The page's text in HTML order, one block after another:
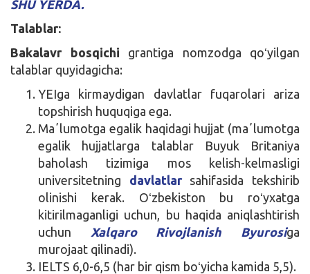
SHU YERDA.
Talablar:
Bakalavr bosqichi grantiga nomzodga qoʻyilgan
talablar quyidagicha:
YEIga kirmaydigan davlatlar fuqarolari ariza
topshirish huquqiga ega.
Maʼlumotga egalik haqidagi hujjat (maʼlumotga
egalik hujjatlarga talablar Buyuk Britaniya
baholash tizimiga mos kelish-kelmasligi
universitetning davlatlarsahifasida tekshirib
olinishi kerak. Oʻzbekiston bu roʻyxatga
kitirilmaganligi uchun, bu haqida aniqlashtirish
uchun
Xalqaro Rivojlanish Byurosiga
murojaat qilinadi).
IELTS 6,0-6,5 (har bir qism boʻyicha kamida 5,5).